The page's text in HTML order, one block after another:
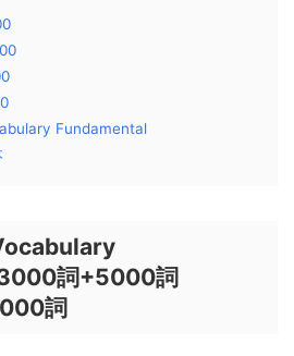
Fundamental
詞+5000詞
詞